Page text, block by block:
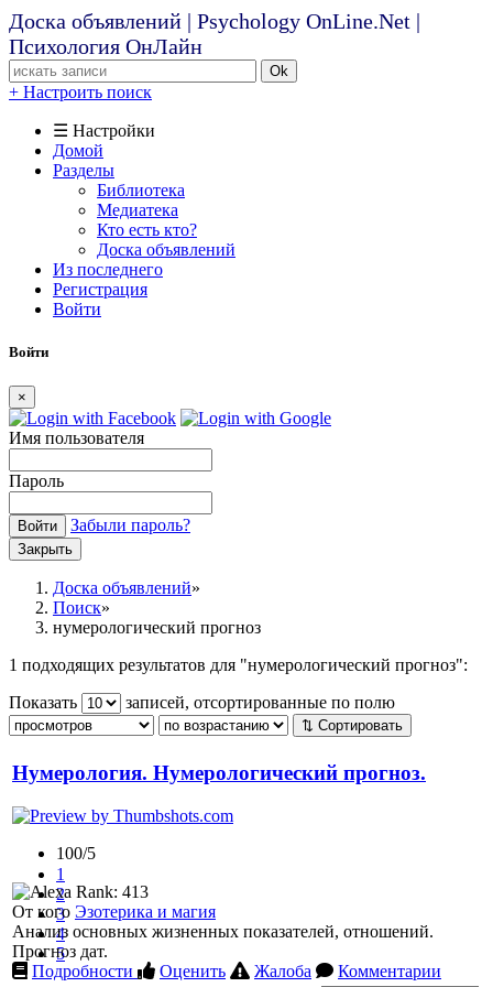
Доска объявлений | Psychology OnLine.Net |
Психология ОнЛайн
Ok
+ Настроить поиск
☰ Настройки
Домой
Разделы
Библиотека
Медиатека
Кто есть кто?
Доска объявлений
Из последнего
Регистрация
Войти
Войти
×
Имя пользователя
Пароль
Войти Забыли пароль?
Закрыть
Доска объявлений
Поиск
нумерологический прогноз
1 подходящих результатов для "нумерологический прогноз":
Показать
записей, отсортированные по полю
⇅ Сортировать
Нумерология. Нумерологический прогноз.
100/5
1
2
3
4
5
От кого Эзотерика и магия
Анализ основных жизненных показателей, отношений.
Прогноз дат.
Подробности
Оценить Жалоба Комментарии